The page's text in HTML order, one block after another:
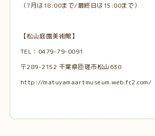
（7月は18:00まで/最終日は15:00まで）
【松山庭園美術館】
TEL：0479-79-0091
〒289-2152 千葉県匝瑳市松山630
http://matuyamaartmuseum.web.fc2.com/